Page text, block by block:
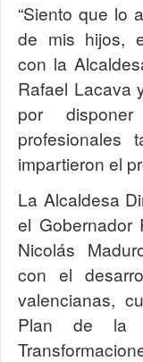
“Siento que lo
de mis hijos,
con la
Rafael Lacava
por
profesionales
impartieron el
La Alcaldesa
el Gobernador
Nicolás
con el
valencianas,
Plan de la